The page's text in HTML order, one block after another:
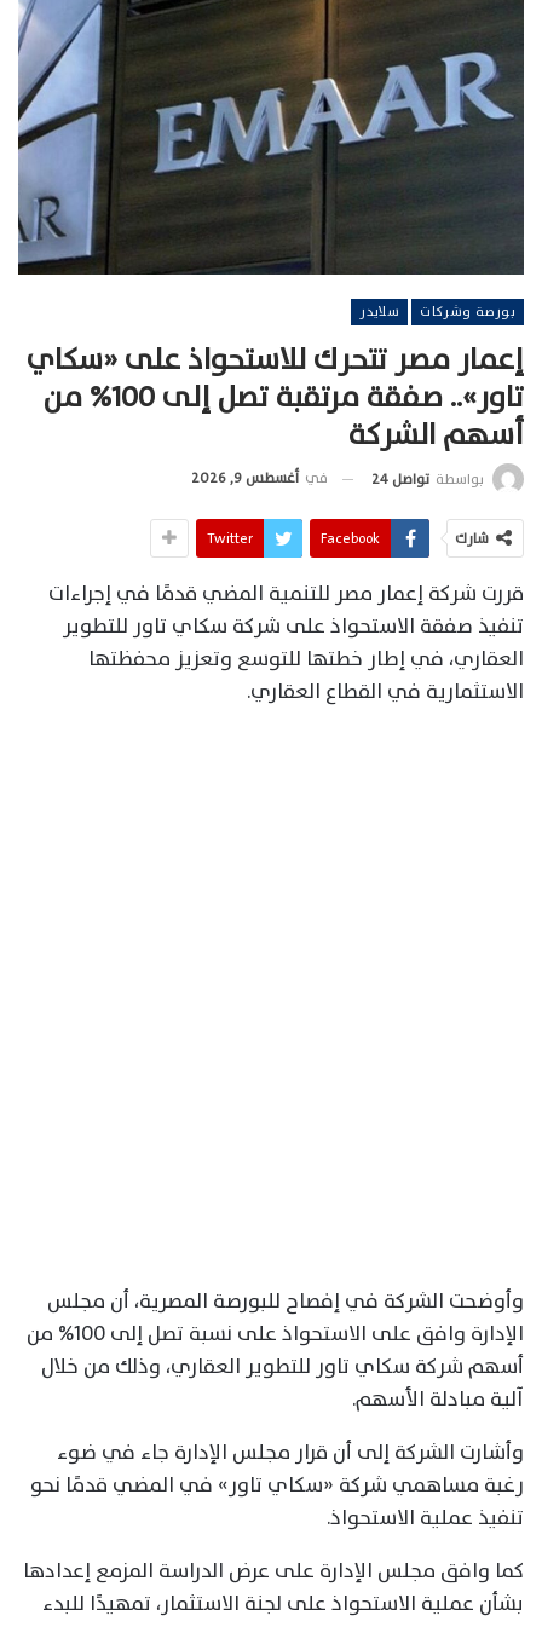
بورصة وشركات سلايدر
إعمار مصر تتحرك للاستحواذ على «سكاي
تاور».. صفقة مرتقبة تصل إلى 100% من
أسهم الشركة
بواسطة تواصل 24 في أغسطس 9, 2026
شارك Facebook
Twitter
قررت شركة إعمار مصر للتنمية المضي قدمًا في إجراءات
تنفيذ صفقة الاستحواذ على شركة سكاي تاور للتطوير
العقاري، في إطار خطتها للتوسع وتعزيز محفظتها
الاستثمارية في القطاع العقاري.
وأوضحت الشركة في إفصاح للبورصة المصرية، أن مجلس
الإدارة وافق على الاستحواذ على نسبة تصل إلى 100% من
أسهم شركة سكاي تاور للتطوير العقاري، وذلك من خلال
آلية مبادلة الأسهم.
وأشارت الشركة إلى أن قرار مجلس الإدارة جاء في ضوء
رغبة مساهمي شركة «سكاي تاور» في المضي قدمًا نحو
تنفيذ عملية الاستحواذ.
كما وافق مجلس الإدارة على عرض الدراسة المزمع إعدادها
بشأن عملية الاستحواذ على لجنة الاستثمار، تمهيدًا للبدء